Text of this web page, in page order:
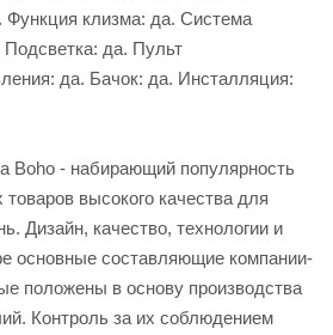
Функция клизма: да. Система
Подсветка: да. Пульт
да. Бачок: да. Инсталляция:
Boho - набирающий популярность
высокого качества для
Дизайн, качество, технологии и
основные составляющие компании-
положены в основу производства
Контроль за их соблюдением